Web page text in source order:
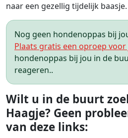
naar een gezellig tijdelijk baasje.
Nog geen hondenoppas bij
Plaats gratis een oproep
hondenoppas bij jou in de
reageren..
Wilt u in de buurt
Haagje? Geen
van deze links: